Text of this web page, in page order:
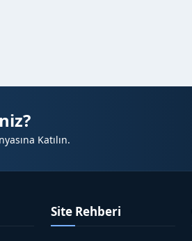
Katılın.
Site Rehberi